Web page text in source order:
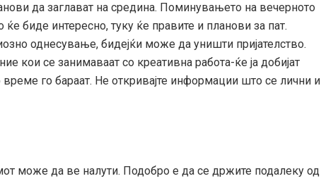
да заглават на средина. Поминувањето на вечерното
биде интересно, туку ќе правите и планови за пат.
однесување, бидејќи може да уништи пријателство.
кои се занимаваат со креативна работа-ќе ја добијат
го бараат. Не откривајте информации што се лични и
може да ве налути. Подобро е да се држите подалеку од